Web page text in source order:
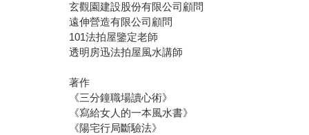
玄觀園建設股份有限公司顧問
遠伸營造有限公司顧問
101法拍屋鑒定老師
透明房迅法拍屋風水講師
著作
《三分鐘職場讀心術》
《寫給女人的一本風水書》
《陽宅行局斷驗法》